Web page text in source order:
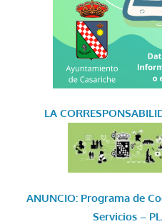
LA
ANUNCIO: Programa de
Servicios –